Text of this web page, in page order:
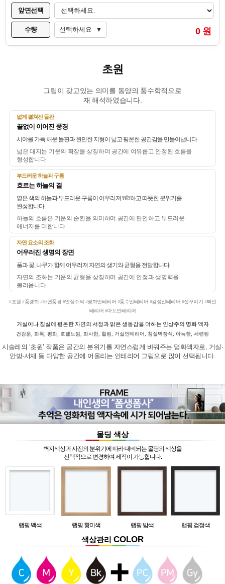
앞면선택
수량 선택하세요 ▼ 0 원
초원
그림이 갖고있는 의미를 동양의 풍수학적으로
재 해석하였습니다.
넓게 펼쳐진 들판
끝없이 이어진 풍경
시야를 가득 채운 들판과 완만한 지형이 넓고 평온한 공간감을 만들어냅니다
넓은 대지는 기운의 확장을 상징하며 공간에 여유롭고 안정된 흐름을
형성합니다
부드러운 하늘과 구름
흐르는 하늘의 결
옅은 색의 하늘과 부드러운 구름이 어우러져 शांत하고 따뜻한 분위기를
완성합니다
하늘의 흐름은 기운의 순환을 의미하며 공간에 편안하고 부드러운
에너지를 더합니다
자연 요소의 조화
어우러진 생명의 장면
풀과 꽃, 나무가 함께 어우러져 자연의 생기와 균형을 전달합니다
자연의 조화는 기운의 균형을 상징하며 공간에 안정과 생명력을
불러옵니다
#초원 #풍경화 #자연풍경 #인상주의 #명화인테리어 #풍수인테리어 #감성인테리어 #집꾸미기 #벽인
테리어 #아트인테리어
거실이나 침실에 평온한 자연의 서정과 맑은 생동감을 더하는 인상주의 명화 액자
건강운, 화목, 평화, 호텔느낌, 화사한, 힐링, 거실인테리어, 침실벽장식, 아늑한, 세련된
시슬레의 ‘초원’ 작품은 공간의 분위기를 자연스럽게 바꿔주는 명화액자로, 거실·
안방·서재 등 다양한 공간에 어울리는 인테리어 그림으로 많이 선택됩니다.
몰딩 색상
벽지색상과 사진의 분위기에 따라 대비되는 몰딩의 색상을
선택적으로 변경하여 제작이 가능합니다.
랩핑 백색 랩핑 황미색 랩핑 밤색 랩핑 검정색
색상관리 COLOR